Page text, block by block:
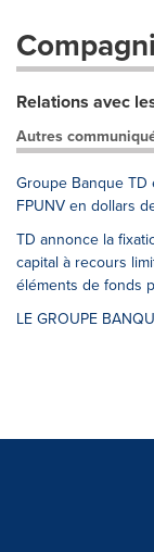
Relations avec
Autres
Groupe Banque
FPUNV en dollars
TD annonce la
capital à recours
éléments de fonds
LE GROUPE